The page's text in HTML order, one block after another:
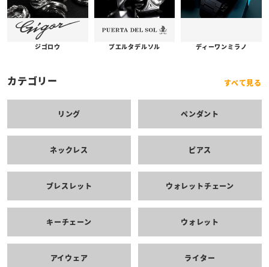
ジゴロウ プエルタデルソル ディーワンミラノ
カテゴリー すべて見る
リング ペンダント
ネックレス ピアス
ブレスレット ウォレットチェーン
キーチェーン ウォレット
アイウェア ライター